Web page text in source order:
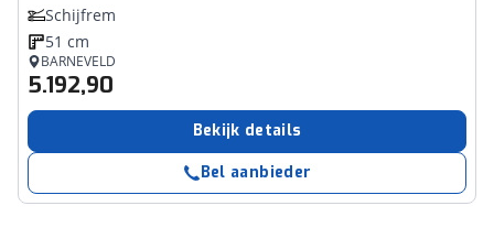
Schijfrem
51 cm
BARNEVELD
5.192,90
Bekijk details
Bel aanbieder